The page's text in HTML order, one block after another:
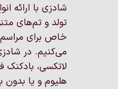
شادزی با ارائه
تولد و تم‌های
خاص برای
می‌کنیم. در
لاتکسی، بادکنک
هلیوم و یا بدون